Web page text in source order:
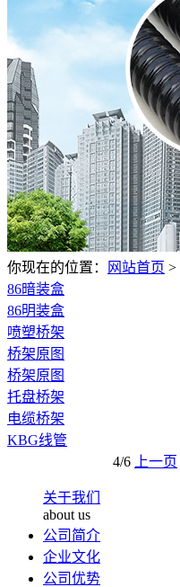
你现在的位置： 网站首页 >
86暗装盒
86明装盒
喷塑桥架
桥架原图
桥架原图
托盘桥架
电缆桥架
KBG线管
4/6
上一页
关于我们
about us
公司简介
企业文化
公司优势